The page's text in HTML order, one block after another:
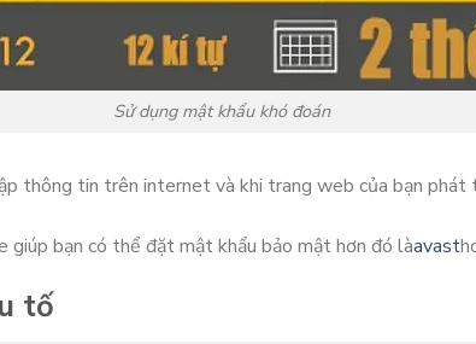
Sử dụng mật khẩu khó đoán
thông tin trên internet và khi trang web của bạn phát
giúp bạn có thể đặt mật khẩu bảo mật hơn đó làavast
tố